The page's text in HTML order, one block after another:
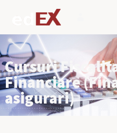
Cursuri
Financiare
asigurari)